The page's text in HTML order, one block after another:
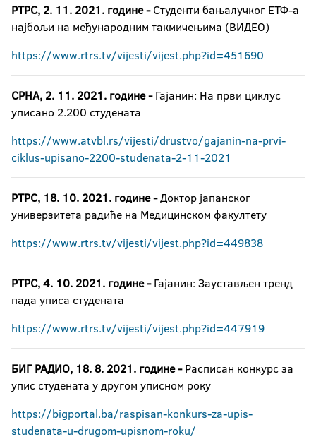
РТРС, 2. 11. 2021. године -Студенти бањалучког ЕТФ-а
најбољи на међународним такмичењима (ВИДЕО)
https://www.rtrs.tv/vijesti/vijest.php?id=451690
СРНА, 2. 11. 2021. године -Гајанин: На први циклус
уписано 2.200 студената
https://www.atvbl.rs/vijesti/drustvo/gajanin-na-prvi-
ciklus-upisano-2200-studenata-2-11-2021
РТРС, 18. 10. 2021. године -Доктор јапанског
универзитета радиће на Медицинском факултету
https://www.rtrs.tv/vijesti/vijest.php?id=449838
РТРС, 4. 10. 2021. године -Гајанин: Заустављен тренд
пада уписа студената
https://www.rtrs.tv/vijesti/vijest.php?id=447919
БИГ РАДИО, 18. 8. 2021. године -Расписан конкурс за
упис студената у другом уписном року
https://bigportal.ba/raspisan-konkurs-za-upis-
studenata-u-drugom-upisnom-roku/